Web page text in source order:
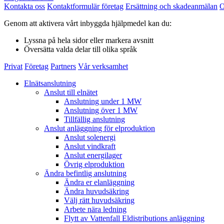
Kontakta oss Kontaktformulär företag Ersättning och skadeanmälan
Genom att aktivera vårt inbyggda hjälpmedel kan du:
Lyssna på hela sidor eller markera avsnitt
Översätta valda delar till olika språk
Privat Företag Partners Vår verksamhet
Elnätsanslutning
Anslut till elnätet
Anslutning under 1 MW
Anslutning över 1 MW
Tillfällig anslutning
Anslut anläggning för elproduktion
Anslut solenergi
Anslut vindkraft
Anslut energilager
Övrig elproduktion
Ändra befintlig anslutning
Ändra er elanläggning
Ändra huvudsäkring
Välj rätt huvudsäkring
Arbete nära ledning
Flytt av Vattenfall Eldistributions anläggning